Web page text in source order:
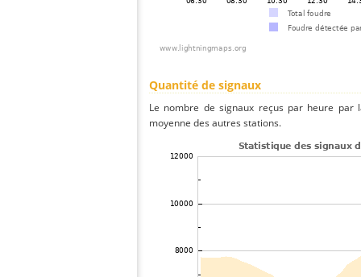
Quantité de signaux
Le nombre de signaux reçus par heure par
moyenne des autres stations.